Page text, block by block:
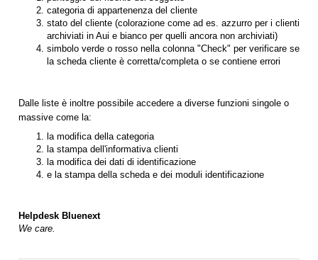
categoria di appartenenza del cliente
stato del cliente (colorazione come ad es. azzurro per i clienti
archiviati in Aui e bianco per quelli ancora non archiviati)
simbolo verde o rosso nella colonna "Check" per verificare se
la scheda cliente è corretta/completa o se contiene errori
Dalle liste è inoltre possibile accedere a diverse funzioni singole o
massive come la:
la modifica della categoria
la stampa dell'informativa clienti
la modifica dei dati di identificazione
e la stampa della scheda e dei moduli identificazione
Helpdesk Bluenext
We care.